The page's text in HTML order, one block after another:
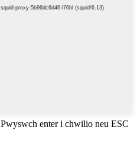
Pwyswch enter i chwilio neu ESC